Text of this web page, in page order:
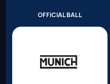
OFFICIAL BALL